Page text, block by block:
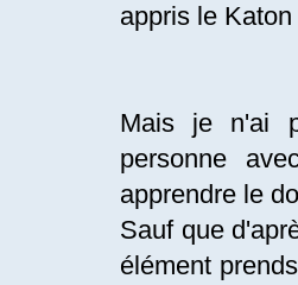
appris le
Mais je n'ai
personne
apprendre le
Sauf que
élément